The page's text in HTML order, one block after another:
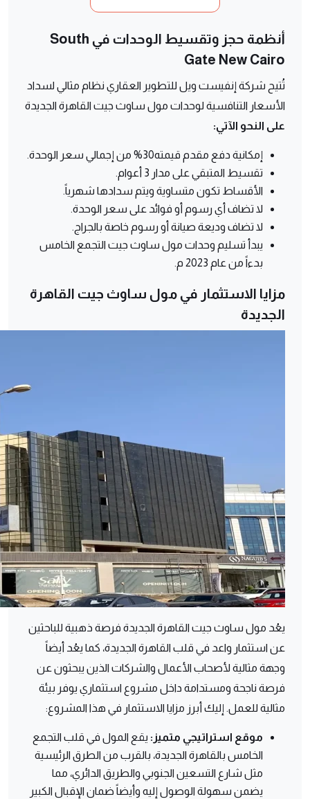
أنظمة حجز وتقسيط الوحدات في South
Gate New Cairo
تُتيح شركة إنفيست ويل للتطوير العقاري نظام مثالي لسداد
الأسعار التنافسية لوحدات مول ساوث جيت القاهرة الجديدة
على النحو الآتي:
إمكانية دفع مقدم قيمته30% من إجمالي سعر الوحدة.
تقسيط المتبقي على مدار 3 أعوام.
الأقساط تكون متساوية ويتم سدادها شهرياً.
لا تضاف أي رسوم أو فوائد على سعر الوحدة.
لا تضاف وديعة صيانة أو رسوم خاصة بالجراج.
يبدأ تسليم وحدات مول ساوث جيت التجمع الخامس
بدءاً من عام 2023 م.
مزايا الاستثمار في مول ساوث جيت القاهرة
الجديدة
يعُد مول ساوث جيت القاهرة الجديدة فرصة ذهبية للباحثين
عن استثمار واعد في قلب القاهرة الجديدة، كما يعُد أيضاً
وجهة مثالية لأصحاب الأعمال والشركات الذين يبحثون عن
فرصة ناجحة ومستدامة داخل مشروع استثماري يوفر بيئة
مثالية للعمل. إليك أبرز مزايا الاستثمار في هذا المشروع:
موقع استراتيجي متميز: يقع المول في قلب التجمع
الخامس بالقاهرة الجديدة، بالقرب من الطرق الرئيسية
مثل شارع التسعين الجنوبي والطريق الدائري، مما
يضمن سهولة الوصول إليه وأيضاً ضمان الإقبال الكبير